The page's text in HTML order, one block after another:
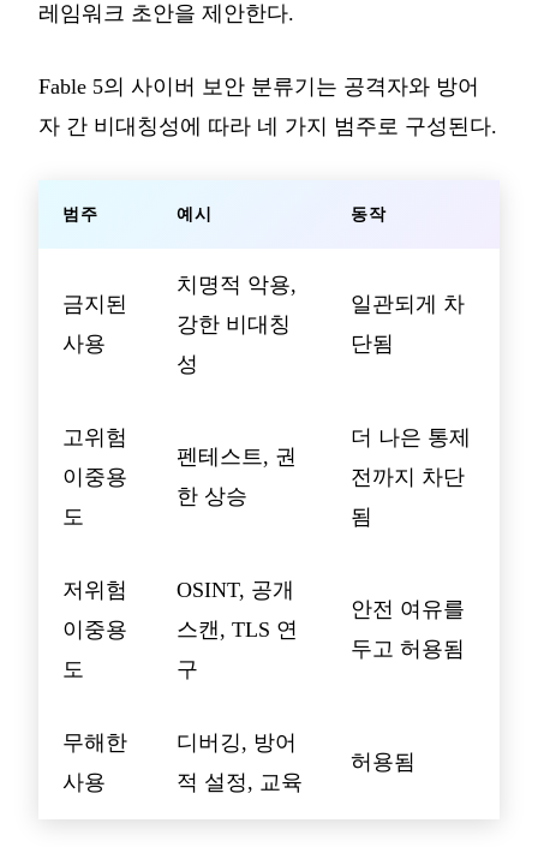
레임워크 초안을 제안한다.
Fable 5의 사이버 보안 분류기는 공격자와 방어
자 간 비대칭성에 따라 네 가지 범주로 구성된다.
범주 예시 동작
금지된
사용
치명적 악용,
강한 비대칭
성
일관되게 차
단됨
고위험
이중용
도
펜테스트, 권
한 상승
더 나은 통제
전까지 차단
됨
저위험
이중용
도
OSINT, 공개
스캔, TLS 연
구
안전 여유를
두고 허용됨
무해한
사용
디버깅, 방어
적 설정, 교육
허용됨